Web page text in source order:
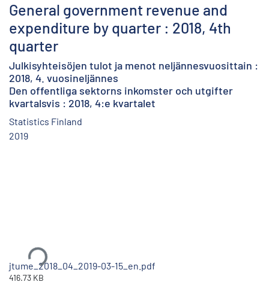
General government revenue and
expenditure by quarter : 2018, 4th
quarter
Julkisyhteisöjen tulot ja menot neljännesvuosittain :
2018, 4. vuosineljännes
Den offentliga sektorns inkomster och utgifter
kvartalsvis : 2018, 4:e kvartalet
Statistics Finland
2019
jtume_2018_04_2019-03-15_en.pdf
416.73 KB